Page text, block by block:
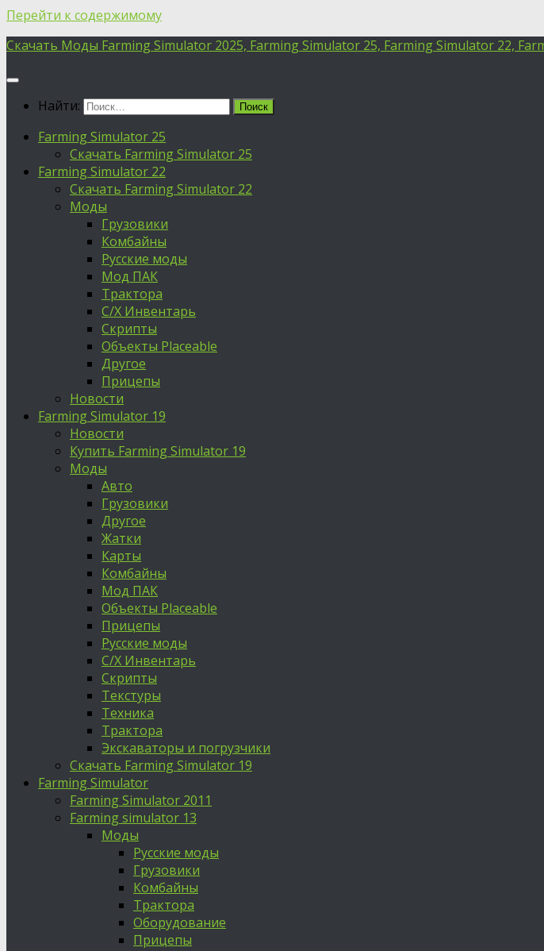
Перейти к содержимому
Скачать Моды Farming Simulator 2025, Farming Simulator 25, Farming Simulator 22,
Найти:
Farming Simulator 25
Скачать Farming Simulator 25
Farming Simulator 22
Скачать Farming Simulator 22
Моды
Грузовики
Комбайны
Русские моды
Мод ПАК
Трактора
С/Х Инвентарь
Скрипты
Объекты Placeable
Другое
Прицепы
Новости
Farming Simulator 19
Новости
Купить Farming Simulator 19
Моды
Авто
Грузовики
Другое
Жатки
Карты
Комбайны
Мод ПАК
Объекты Placeable
Прицепы
Русские моды
С/Х Инвентарь
Скрипты
Текстуры
Техника
Трактора
Экскаваторы и погрузчики
Скачать Farming Simulator 19
Farming Simulator
Farming Simulator 2011
Farming simulator 13
Моды
Русские моды
Грузовики
Комбайны
Трактора
Оборудование
Прицепы